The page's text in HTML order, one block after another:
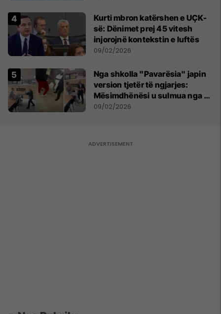
Kurti mbron katërshen e UÇK-
së: Dënimet prej 45 vitesh
injorojnë kontekstin e luftës
09/02/2026
Nga shkolla "Pavarësia" japin
version tjetër të ngjarjes:
Mësimdhënësi u sulmua nga 10
nxënës, reagoi në vetëmbrojtje
09/02/2026